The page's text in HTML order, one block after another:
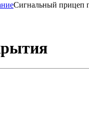
Сигнальный прицеп